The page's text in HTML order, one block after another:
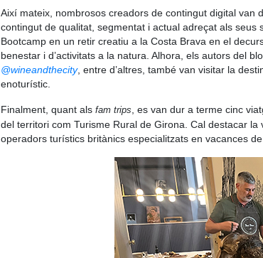
Així mateix, nombrosos creadors de contingut digital van
contingut de qualitat, segmentat i actual adreçat als seus
Bootcamp en un retir creatiu a la Costa Brava en el
benestar i d’activitats a la natura. Alhora, els autors del
@wineandthecity, entre d’altres, també van visitar la
enoturístic.
Finalment, quant als fam trips , es van dur a terme cinc
del territori com Turisme Rural de Girona. Cal destacar
operadors turístics britànics especialitzats en vacances